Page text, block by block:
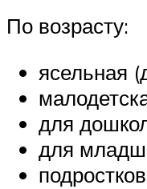
По возрасту:
ясельная
для
для